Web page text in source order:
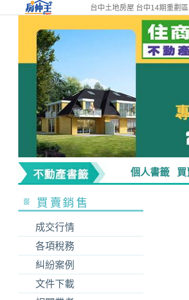
台中土地房屋 台中14期重劃
個人書籤
買賣銷售
成交行情
各項稅務
糾紛案例
文件下載